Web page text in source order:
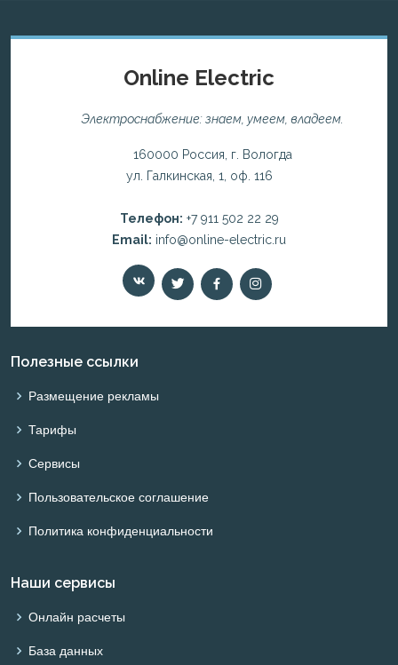
Online Electric
Электроснабжение: знаем, умеем, владеем.
160000 Россия, г. Вологда
ул. Галкинская, 1, оф. 116
Телефон: +7 911 502 22 29
Email: info@online-electric.ru
Полезные ссылки
Размещение рекламы
Тарифы
Сервисы
Пользовательское соглашение
Политика конфиденциальности
Наши сервисы
Онлайн расчеты
База данных